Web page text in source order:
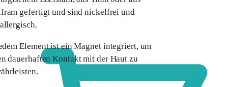
0,00
gefertigt und sind nickelfrei und
Element ist ein Magnet integriert, um
dauerhaften Kontakt mit der Haut zu